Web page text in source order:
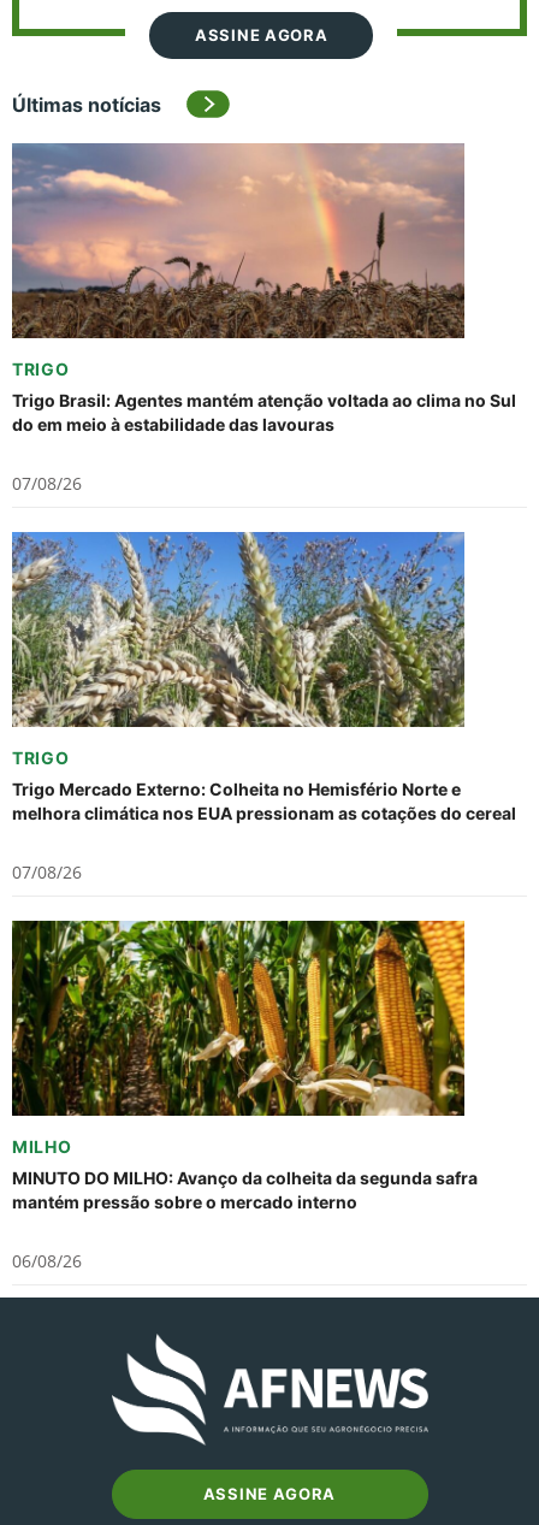
ASSINE AGORA
Últimas notícias
TRIGO
Trigo Brasil: Agentes mantém atenção voltada ao clima no Sul
do em meio à estabilidade das lavouras
07/08/26
TRIGO
Trigo Mercado Externo: Colheita no Hemisfério Norte e
melhora climática nos EUA pressionam as cotações do cereal
07/08/26
MILHO
MINUTO DO MILHO: Avanço da colheita da segunda safra
mantém pressão sobre o mercado interno
06/08/26
ASSINE AGORA